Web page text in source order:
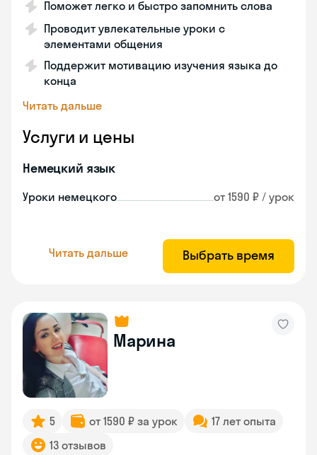
Поможет легко и быстро запомнить слова
Проводит увлекательные уроки с
элементами общения
Поддержит мотивацию изучения языка до
конца
Читать дальше
Услуги и цены
Немецкий язык
Уроки немецкого от 1590 ₽ / урок
Читать дальше Выбрать время
Марина
5 от 1590 ₽ за урок
17 лет опыта
13 отзывов